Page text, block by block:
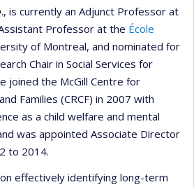
is currently an Adjunct Professor at
Professor at the École
of Montreal, and nominated for
Chair in Social Services for
joined the McGill Centre for
Families (CRCF) in 2007 with
as a child welfare and mental
was appointed Associate Director
to 2014.
effectively identifying long-term